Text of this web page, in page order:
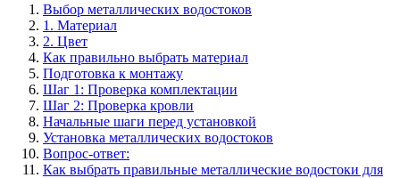
Выбор металлических водостоков
1. Материал
2. Цвет
Как правильно выбрать материал
Подготовка к монтажу
Шаг 1: Проверка комплектации
Шаг 2: Проверка кровли
Начальные шаги перед установкой
Установка металлических водостоков
Вопрос-ответ:
Как выбрать правильные металлические водостоки для